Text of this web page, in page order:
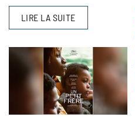
LIRE LA SUITE